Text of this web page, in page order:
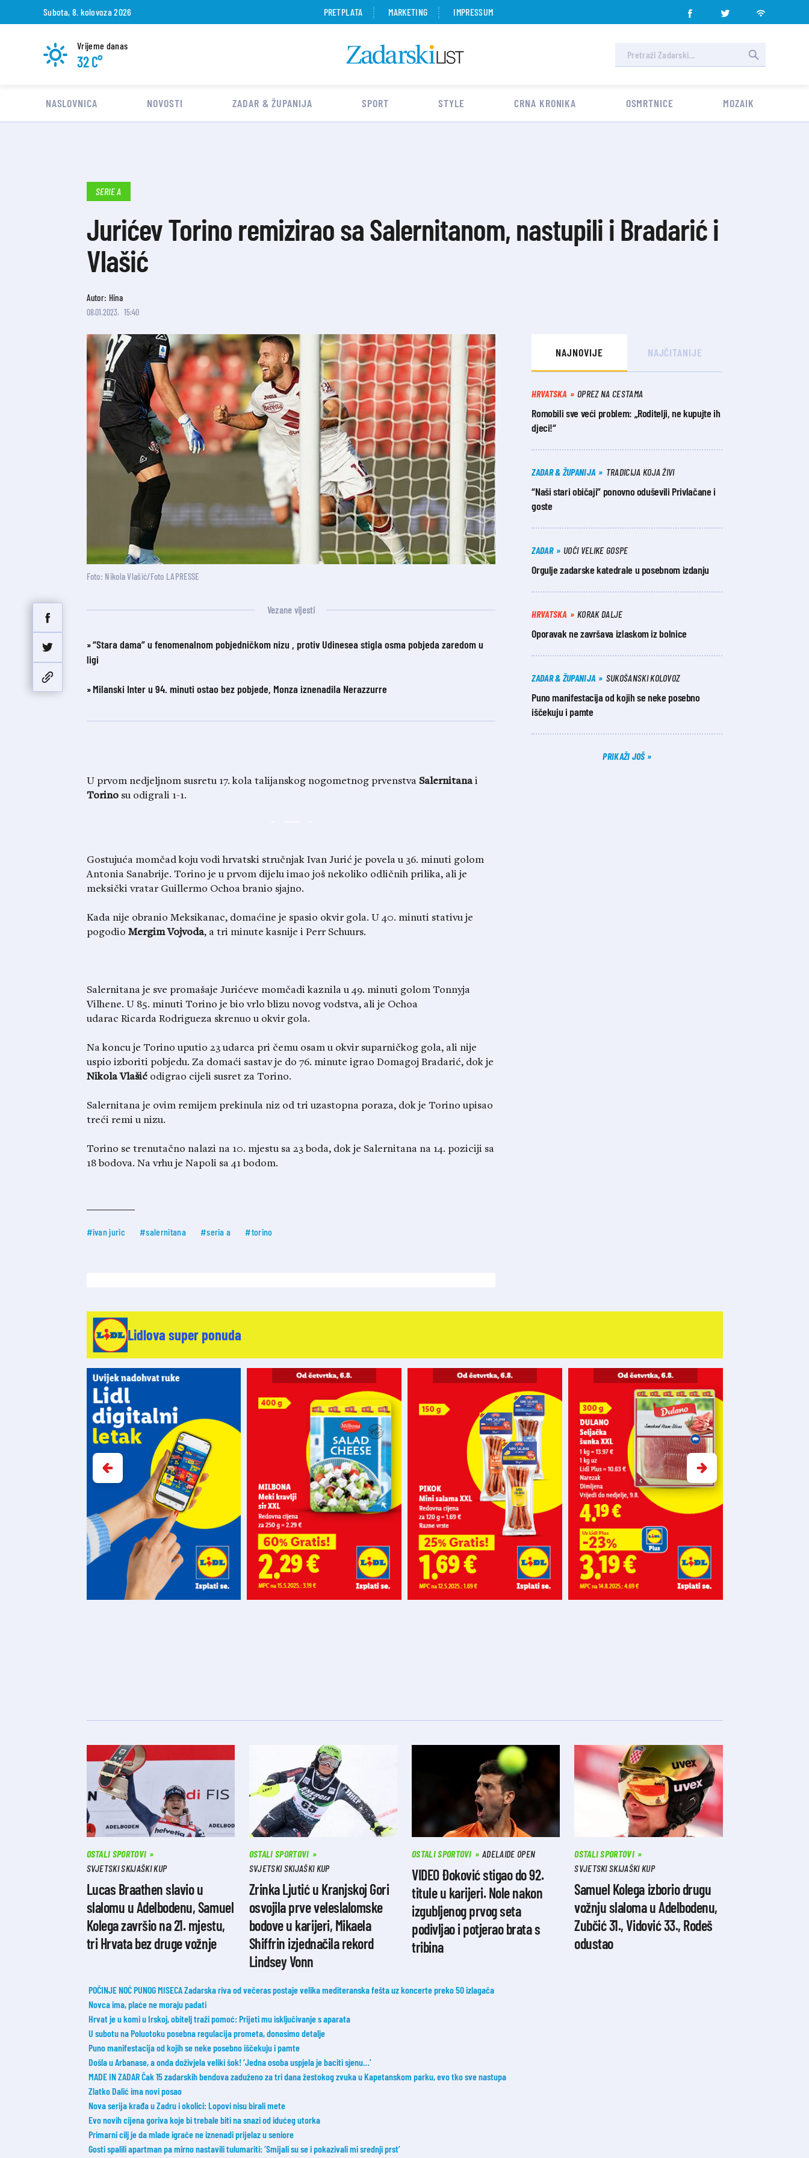
Subota, 8. kolovoza 2026 PRETPLATA MARKETING IMPRESSUM
Vrijeme danas
32 C°
NASLOVNICA NOVOSTI ZADAR & ŽUPANIJA SPORT STYLE CRNA KRONIKA OSMRTNICE MOZAIK
SERIE A
Jurićev Torino remizirao sa Salernitanom, nastupili i Bradarić i
Vlašić
Autor: Hina
08.01.2023. 15:40
Foto: Nikola Vlašić/Foto LAPRESSE
Vezane vijesti
“Stara dama” u fenomenalnom pobjedničkom nizu , protiv Udinesea stigla osma pobjeda zaredom u
ligi
Milanski Inter u 94. minuti ostao bez pobjede, Monza iznenadila Nerazzurre
U prvom nedjeljnom susretu 17. kola talijanskog nogometnog prvenstva Salernitanai
Torinosu odigrali 1-1.
Gostujuća momčad koju vodi hrvatski stručnjak Ivan Jurić je povela u 36. minuti golom
Antonia Sanabrije. Torino je u prvom dijelu imao još nekoliko odličnih prilika, ali je
meksički vratar Guillermo Ochoa branio sjajno.
Kada nije obranio Meksikanac, domaćine je spasio okvir gola. U 40. minuti stativu je
pogodio Mergim Vojvoda, a tri minute kasnije i Perr Schuurs.
Salernitana je sve promašaje Jurićeve momčadi kaznila u 49. minuti golom Tonnyja
Vilhene. U 85. minuti Torino je bio vrlo blizu novog vodstva, ali je Ochoa
udarac Ricarda Rodrigueza skrenuo u okvir gola.
Na koncu je Torino uputio 23 udarca pri čemu osam u okvir suparničkog gola, ali nije
uspio izboriti pobjedu. Za domaći sastav je do 76. minute igrao Domagoj Bradarić, dok je
Nikola Vlašićodigrao cijeli susret za Torino.
Salernitana je ovim remijem prekinula niz od tri uzastopna poraza, dok je Torino upisao
treći remi u nizu.
Torino se trenutačno nalazi na 10. mjestu sa 23 boda, dok je Salernitana na 14. poziciji sa
18 bodova. Na vrhu je Napoli sa 41 bodom.
#ivan juric #salernitana #seria a #torino
NAJNOVIJE NAJČITANIJE
HRVATSKA OPREZ NA CESTAMA
Romobili sve veći problem: „Roditelji, ne kupujte ih
djeci!“
ZADAR & ŽUPANIJA TRADICIJA KOJA ŽIVI
“Naši stari običaji” ponovno oduševili Privlačane i
goste
ZADAR UOČI VELIKE GOSPE
Orgulje zadarske katedrale u posebnom izdanju
HRVATSKA KORAK DALJE
Oporavak ne završava izlaskom iz bolnice
ZADAR & ŽUPANIJA SUKOŠANSKI KOLOVOZ
Puno manifestacija od kojih se neke posebno
iščekuju i pamte
PRIKAŽI JOŠ
Lidlova super ponuda
OSTALI SPORTOVI
SVJETSKI SKIJAŠKI KUP
Lucas Braathen slavio u
slalomu u Adelbodenu, Samuel
Kolega završio na 21. mjestu,
tri Hrvata bez druge vožnje
OSTALI SPORTOVI
SVJETSKI SKIJAŠKI KUP
Zrinka Ljutić u Kranjskoj Gori
osvojila prve veleslalomske
bodove u karijeri, Mikaela
Shiffrin izjednačila rekord
Lindsey Vonn
OSTALI SPORTOVI ADELAIDE OPEN
VIDEO Đoković stigao do 92.
titule u karijeri. Nole nakon
izgubljenog prvog seta
podivljao i potjerao brata s
tribina
OSTALI SPORTOVI
SVJETSKI SKIJAŠKI KUP
Samuel Kolega izborio drugu
vožnju slaloma u Adelbodenu,
Zubčić 31., Vidović 33., Rodeš
odustao
POČINJE NOĆ PUNOG MISECA Zadarska riva od večeras postaje velika mediteranska fešta uz koncerte preko 50 izlagača
Novca ima, plaće ne moraju padati
Hrvat je u komi u Irskoj, obitelj traži pomoć: Prijeti mu isključivanje s aparata
U subotu na Poluotoku posebna regulacija prometa, donosimo detalje
Puno manifestacija od kojih se neke posebno iščekuju i pamte
Došla u Arbanase, a onda doživjela veliki šok! ‘Jedna osoba uspjela je baciti sjenu…’
MADE IN ZADAR Čak 15 zadarskih bendova zaduženo za tri dana žestokog zvuka u Kapetanskom parku, evo tko sve nastupa
Zlatko Dalić ima novi posao
Nova serija krađa u Zadru i okolici: Lopovi nisu birali mete
Evo novih cijena goriva koje bi trebale biti na snazi od idućeg utorka
Primarni cilj je da mlade igrače ne iznenadi prijelaz u seniore
Gosti spalili apartman pa mirno nastavili tulumariti: ‘Smijali su se i pokazivali mi srednji prst’